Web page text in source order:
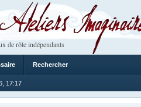
Imaginaires
de rôle indépendants
Rechercher
17:17